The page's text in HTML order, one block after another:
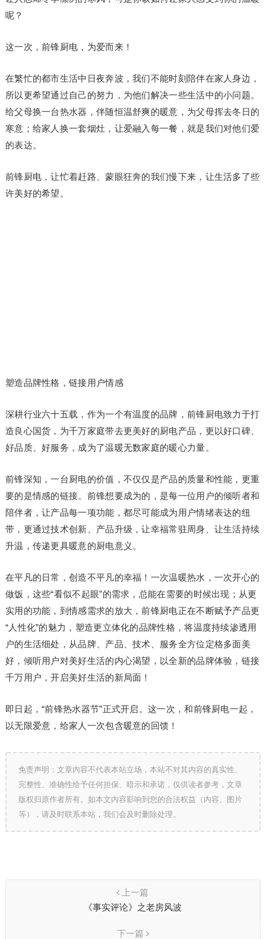
呢？
这一次，前锋厨电，为爱而来！
在繁忙的都市生活中日夜奔波，我们不能时刻陪伴在家人身边，
所以更希望通过自己的努力，为他们解决一些生活中的小问题。
给父母换一台热水器，伴随恒温舒爽的暖意，为父母挥去冬日的
寒意；给家人换一套烟灶，让爱融入每一餐，就是我们对他们爱
的表达。
前锋厨电，让忙着赶路、蒙眼狂奔的我们慢下来，让生活多了些
许美好的希望。
塑造品牌性格，链接用户情感
深耕行业六十五载，作为一个有温度的品牌，前锋厨电致力于打
造良心国货，为千万家庭带去更美好的厨电产品，更以好口碑、
好品质、好服务，成为了温暖无数家庭的暖心力量。
前锋深知，一台厨电的价值，不仅仅是产品的质量和性能，更重
要的是情感的链接。前锋想要成为的，是每一位用户的倾听者和
陪伴者，让产品每一项功能，都尽可能成为用户情绪表达的纽
带，更通过技术创新、产品升级，让幸福常驻周身、让生活持续
升温，传递更具暖意的厨电意义。
在平凡的日常，创造不平凡的幸福！一次温暖热水，一次开心的
做饭，这些“看似不起眼”的需求，总能在需要的时候出现；从更
实用的功能，到情感需求的放大，前锋厨电正在不断赋予产品更
“人性化”的魅力，塑造更立体化的品牌性格，将温度持续渗透用
户的生活细处，从品牌、产品、技术、服务全方位定格多面美
好，倾听用户对美好生活的内心渴望，以全新的品牌体验，链接
千万用户，开启美好生活的新局面！
即日起，“前锋热水器节”正式开启。这一次，和前锋厨电一起，
以无限爱意，给家人一次包含暖意的回馈！
免责声明：文章内容不代表本站立场，本站不对其内容的真实性、
完整性、准确性给予任何担保、暗示和承诺，仅供读者参考，文章
版权归原作者所有。如本文内容影响到您的合法权益（内容、图片
等），请及时联系本站，我们会及时删除处理。
上一篇
《事实评论》之老房风波
下一篇